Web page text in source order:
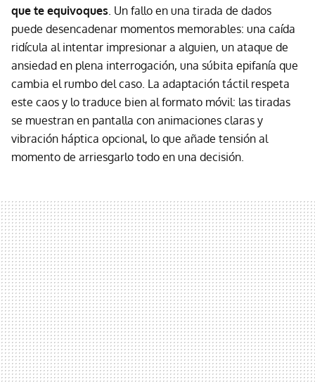
que te equivoques . Un fallo en una tirada de dados
puede desencadenar momentos memorables: una caída
ridícula al intentar impresionar a alguien, un ataque de
ansiedad en plena interrogación, una súbita epifanía que
cambia el rumbo del caso. La adaptación táctil respeta
este caos y lo traduce bien al formato móvil: las tiradas
se muestran en pantalla con animaciones claras y
vibración háptica opcional, lo que añade tensión al
momento de arriesgarlo todo en una decisión.